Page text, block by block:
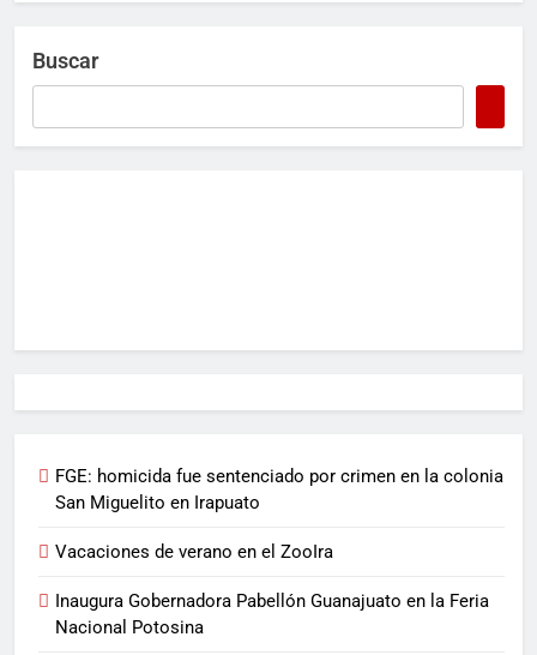
Buscar
FGE: homicida fue sentenciado por crimen en la colonia
San Miguelito en Irapuato
Vacaciones de verano en el ZooIra
Inaugura Gobernadora Pabellón Guanajuato en la Feria
Nacional Potosina